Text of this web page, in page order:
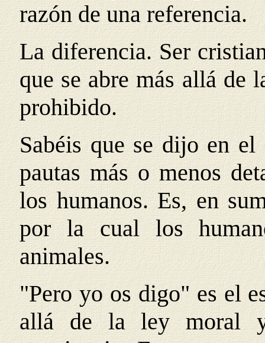
razón de una referencia.
La diferencia. Ser
que se abre más allá de
prohibido.
Sabéis que se dijo en
pautas más o menos
los humanos. Es, en
por la cual los
animales.
"Pero yo os digo" es el
allá de la ley moral